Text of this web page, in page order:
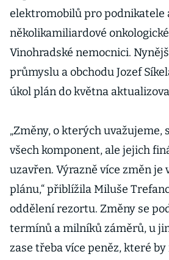
elektromobilů pro podnikatele
několikamiliardové
Vinohradské nemocnici.
průmyslu a obchodu Jozef
úkol plán do května
„Změny, o kterých
všech komponent, ale jejich
uzavřen. Výrazně více změn je
plánu,“ přiblížila Miluše
oddělení rezortu. Změny se
termínů a milníků záměrů, u
zase třeba více peněz, které